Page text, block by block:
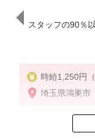
スタッフの90％
時給1,250円
100円含む）
＋通勤手当支
・日祝手当
埼玉県鴻巣市